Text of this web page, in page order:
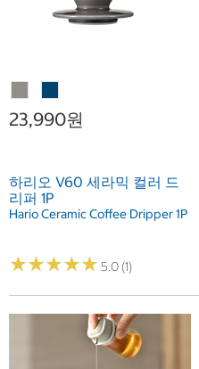
23,990원
하리오 V60 세라믹 컬러 드
리퍼 1P
Hario Ceramic Coffee Dripper 1P
★★★★★
★★★★★ 5.0 (1)